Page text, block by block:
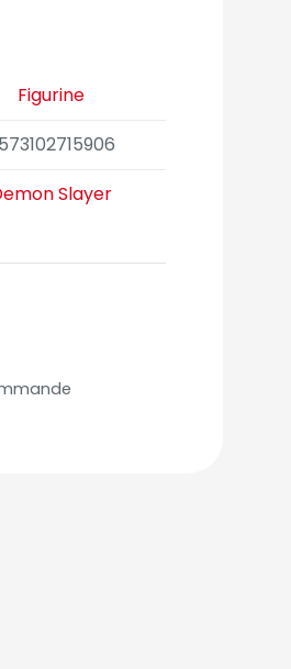
Figurine
Slayer